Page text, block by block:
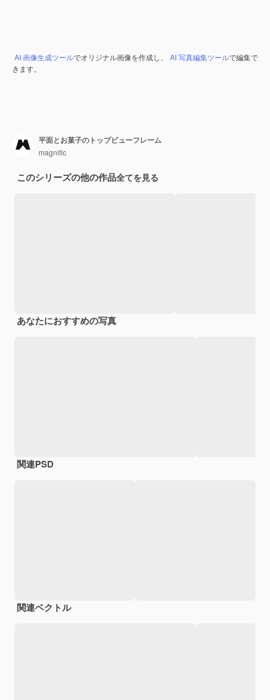
AI 画像生成ツールでオリジナル画像を作成し、 AI 写真編集ツールで編集で
きます。
平面とお菓子のトップビューフレーム
magnific
このシリーズの他の作品全てを見る
あなたにおすすめの写真
関連PSD
関連ベクトル